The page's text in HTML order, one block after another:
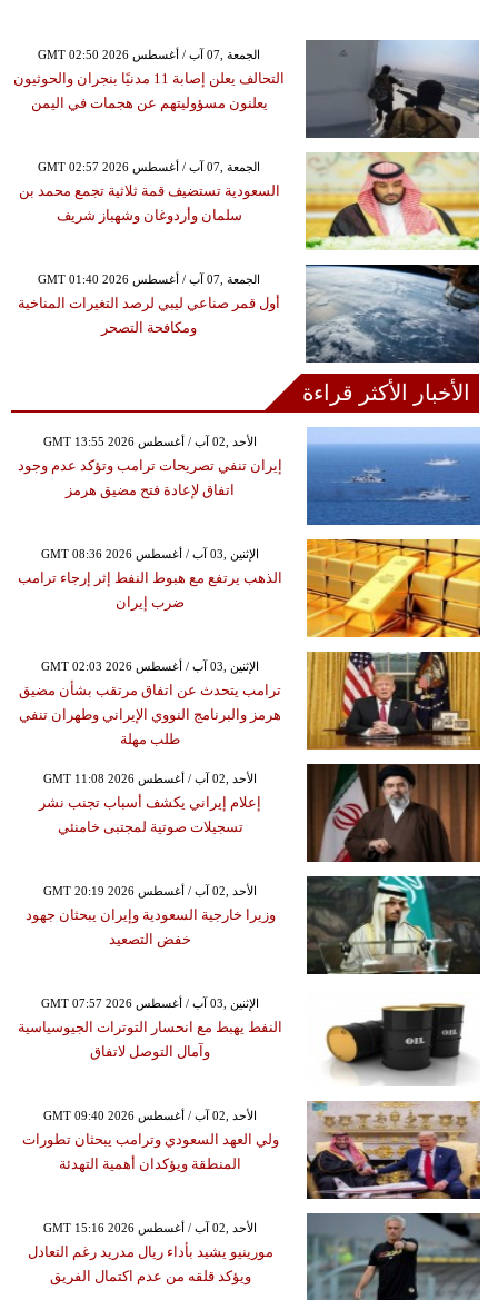
GMT 02:50 2026 الجمعة ,07 آب / أغسطس
التحالف يعلن إصابة 11 مدنيًا بنجران والحوثيون
يعلنون مسؤوليتهم عن هجمات في اليمن
GMT 02:57 2026 الجمعة ,07 آب / أغسطس
السعودية تستضيف قمة ثلاثية تجمع محمد بن
سلمان وأردوغان وشهباز شريف
GMT 01:40 2026 الجمعة ,07 آب / أغسطس
أول قمر صناعي ليبي لرصد التغيرات المناخية
ومكافحة التصحر
الأخبار الأكثر قراءة
GMT 13:55 2026 الأحد ,02 آب / أغسطس
إيران تنفي تصريحات ترامب وتؤكد عدم وجود
اتفاق لإعادة فتح مضيق هرمز
GMT 08:36 2026 الإثنين ,03 آب / أغسطس
الذهب يرتفع مع هبوط النفط إثر إرجاء ترامب
ضرب إيران
GMT 02:03 2026 الإثنين ,03 آب / أغسطس
ترامب يتحدث عن اتفاق مرتقب بشأن مضيق
هرمز والبرنامج النووي الإيراني وطهران تنفي
طلب مهلة
GMT 11:08 2026 الأحد ,02 آب / أغسطس
إعلام إيراني يكشف أسباب تجنب نشر
تسجيلات صوتية لمجتبى خامنئي
GMT 20:19 2026 الأحد ,02 آب / أغسطس
وزيرا خارجية السعودية وإيران يبحثان جهود
خفض التصعيد
GMT 07:57 2026 الإثنين ,03 آب / أغسطس
النفط يهبط مع انحسار التوترات الجيوسياسية
وآمال التوصل لاتفاق
GMT 09:40 2026 الأحد ,02 آب / أغسطس
ولي العهد السعودي وترامب يبحثان تطورات
المنطقة ويؤكدان أهمية التهدئة
GMT 15:16 2026 الأحد ,02 آب / أغسطس
مورينيو يشيد بأداء ريال مدريد رغم التعادل
ويؤكد قلقه من عدم اكتمال الفريق